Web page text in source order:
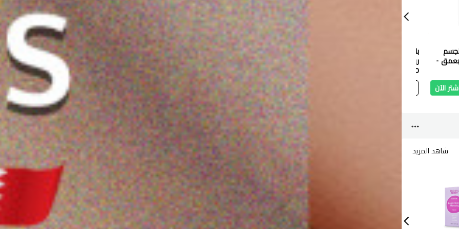
بعمق -
الآن
بلسم زيت العلاج من
ريفويل 200 مل
3.300 دب
كريم ريفويل سيراميد
لتنعيم القدمين 80 مل
أضف
اشتر الآن
ريفويل فيتامين سي
مرطب SPF 20 50 مل
4.400 دب
أضف
اشتر الآن
ريفويل كريم ازالة النفخ
محيط العين 15 مل
2.750 دب
أضف
اشتر الآن
ريفويل قناع الوجه
بالنياسيناميد - ٥٠ مل
3.850 دب
أضف
اشتر الآن
شاهد المزيد